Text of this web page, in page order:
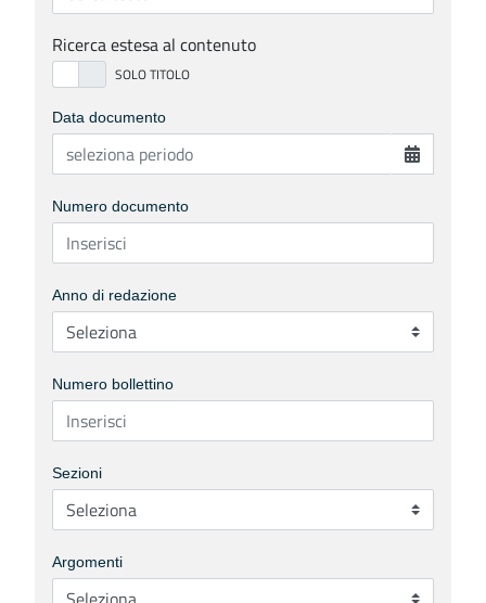
Ricerca estesa al contenuto
Data documento
Numero documento
Anno di redazione
Numero bollettino
Sezioni
Argomenti